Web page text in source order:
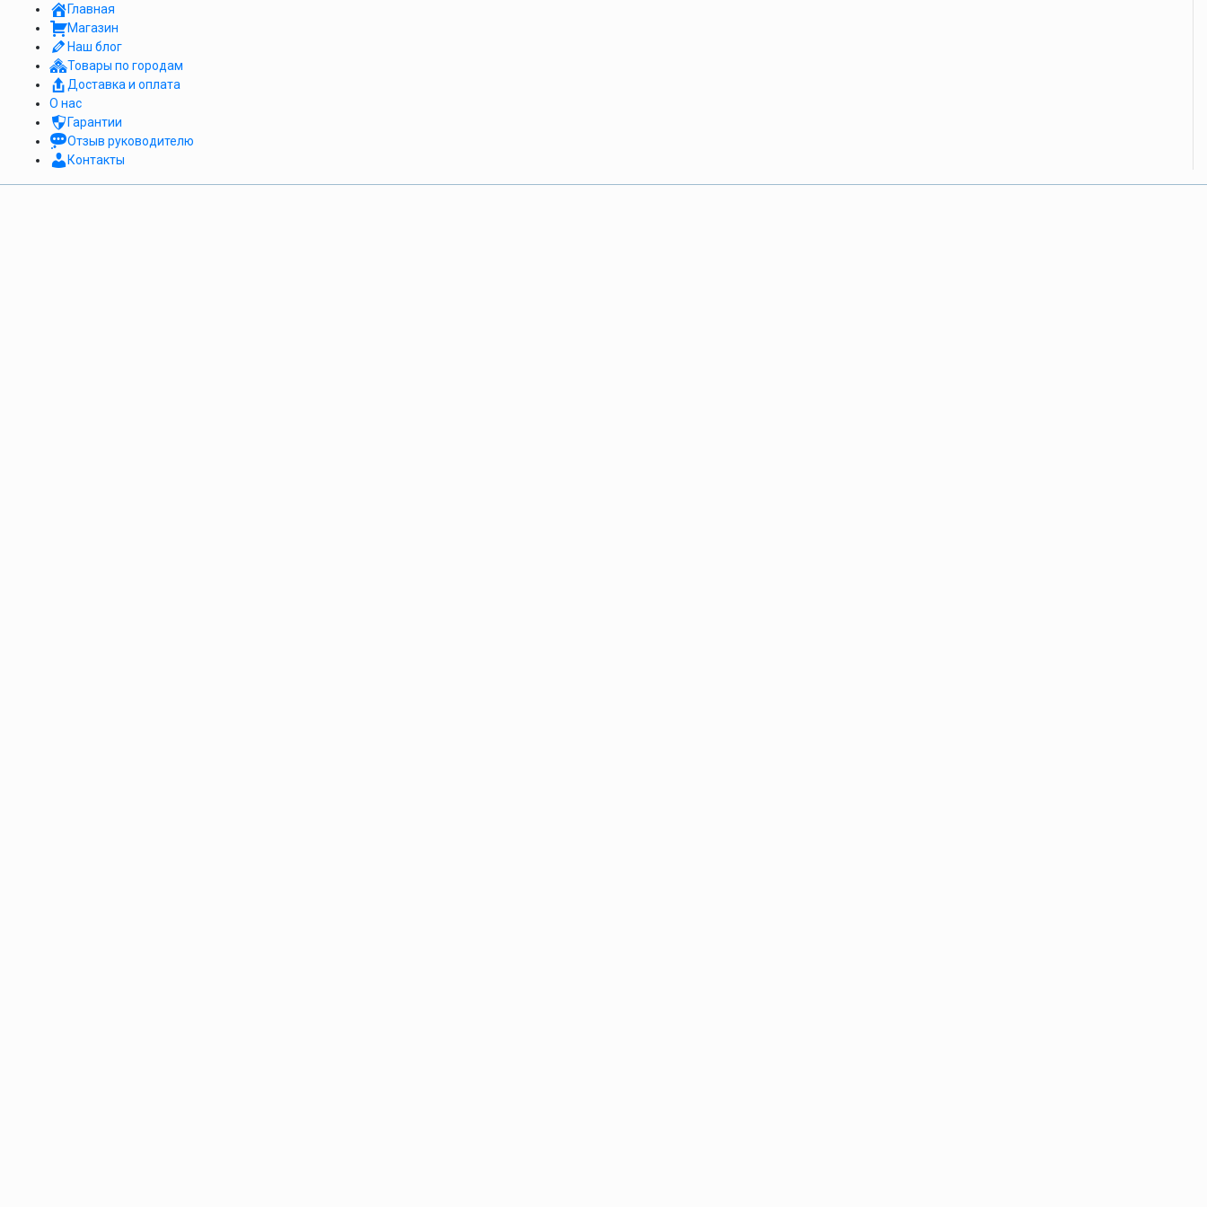
Главная
Магазин
Наш блог
Товары по городам
Доставка и оплата
О нас
Гарантии
Отзыв руководителю
Контакты